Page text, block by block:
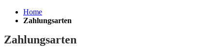
Home
Zahlungsarten
Zahlungsarten